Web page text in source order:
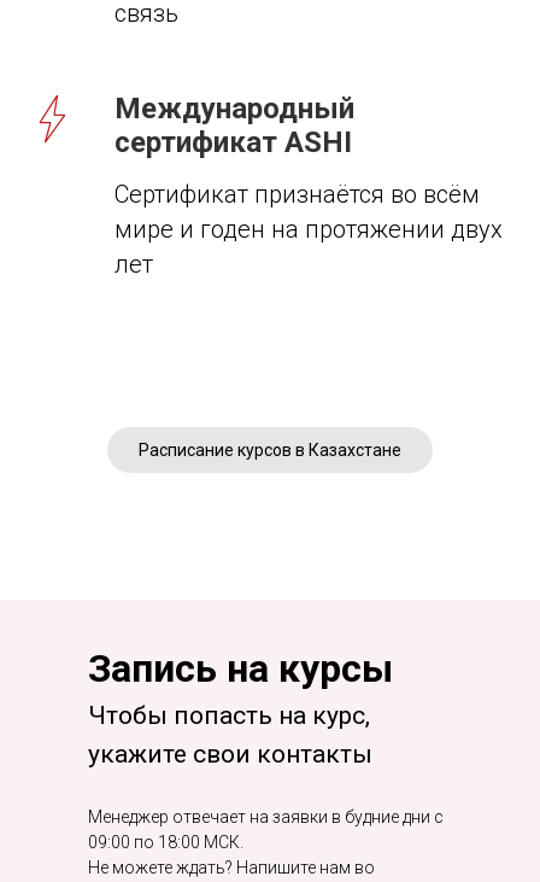
связь
Международный
сертификат ASHI
Сертификат признаётся во всём
мире и годен на протяжении двух
лет
Расписание курсов в Казахстане
Менеджер отвечает на заявки в будние дни с
09:00 по 18:00 МСК.
Не можете ждать? Напишите нам во
Чтобы попасть на курс,
укажите свои контакты
Запись на курсы